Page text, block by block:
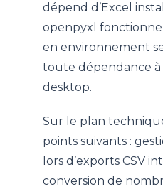
dépend d’Excel
openpyxl fonctionne
en environnement
toute dépendance
desktop.
Sur le plan
points suivants :
lors d’exports CSV
conversion de